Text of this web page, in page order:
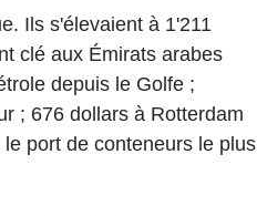
Ils s'élevaient à 1'211
clé aux Émirats arabes
depuis le Golfe ;
; 676 dollars à Rotterdam
port de conteneurs le plus